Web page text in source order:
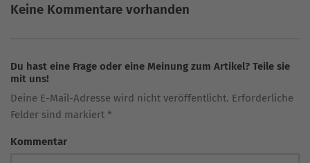
Keine Kommentare vorhanden
Du hast eine Frage oder eine Meinung zum Artikel? Teile sie
mit uns!
Deine E-Mail-Adresse wird nicht veröffentlicht. Erforderliche
Felder sind markiert *
Kommentar